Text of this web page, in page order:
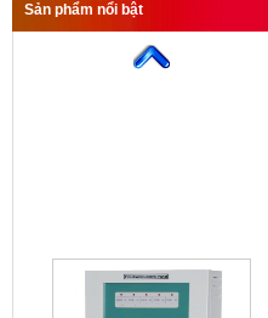
Sản phẩm nổi bật
Trung tâm báo cháy 10 kênh
Yunyang (mã hàng YF-1G-
10L) ABS